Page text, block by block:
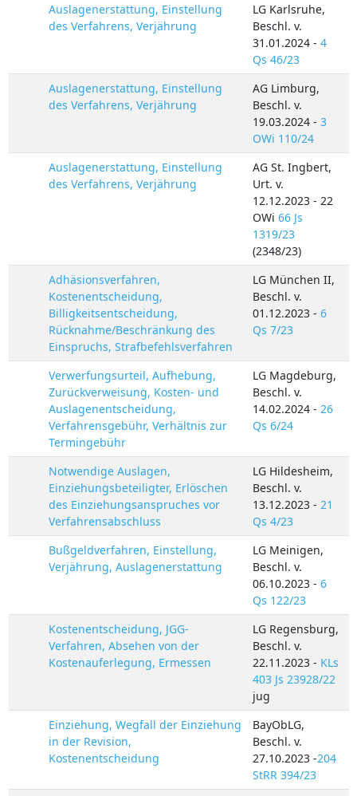
Auslagenerstattung, Einstellung
des Verfahrens, Verjährung
LG Karlsruhe,
Beschl. v.
31.01.2024 - 4
Qs 46/23
Auslagenerstattung, Einstellung
des Verfahrens, Verjährung
AG Limburg,
Beschl. v.
19.03.2024 - 3
OWi 110/24
Auslagenerstattung, Einstellung
des Verfahrens, Verjährung
AG St. Ingbert,
Urt. v.
12.12.2023 - 22
OWi 66 Js
1319/23
(2348/23)
Adhäsionsverfahren,
Kostenentscheidung,
Billigkeitsentscheidung,
Rücknahme/Beschränkung des
Einspruchs, Strafbefehlsverfahren
LG München II,
Beschl. v.
01.12.2023 - 6
Qs 7/23
Verwerfungsurteil, Aufhebung,
Zurückverweisung, Kosten- und
Auslagenentscheidung,
Verfahrensgebühr, Verhältnis zur
Termingebühr
LG Magdeburg,
Beschl. v.
14.02.2024 - 26
Qs 6/24
Notwendige Auslagen,
Einziehungsbeteiligter, Erlöschen
des Einziehungsanspruches vor
Verfahrensabschluss
LG Hildesheim,
Beschl. v.
13.12.2023 - 21
Qs 4/23
Bußgeldverfahren, Einstellung,
Verjährung, Auslagenerstattung
LG Meinigen,
Beschl. v.
06.10.2023 - 6
Qs 122/23
Kostenentscheidung, JGG-
Verfahren, Absehen von der
Kostenauferlegung, Ermessen
LG Regensburg,
Beschl. v.
22.11.2023 - KLs
403 Js 23928/22
jug
Einziehung, Wegfall der Einziehung
in der Revision,
Kostenentscheidung
BayObLG,
Beschl. v.
27.10.2023 -204
StRR 394/23